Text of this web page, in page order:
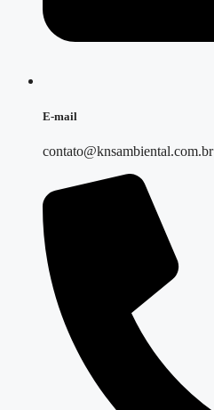
E-mail
contato@knsambiental.com.br